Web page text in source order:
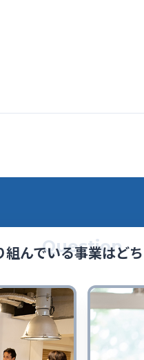
Question
んでいる事業はど